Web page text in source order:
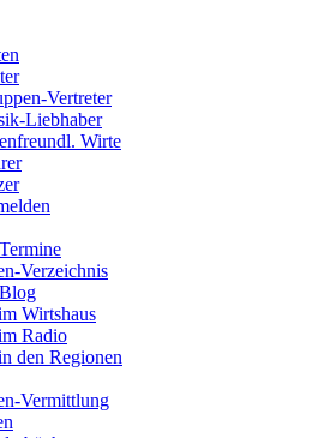
Vertreter
Liebhaber
Wirte
Verzeichnis
Wirtshaus
Radio
den Regionen
Vermittlung